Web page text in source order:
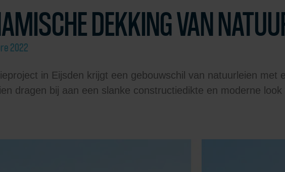
DEKKING VAN
2022
in Eijsden krijgt een gebouwschil van natuurleien met
dragen bij aan een slanke constructiedikte en moderne